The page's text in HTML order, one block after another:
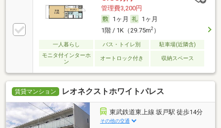
管理費3,200円
1ヶ月
1ヶ月
1階 / 1K（29.75m2）
一人暮らし バス・トイレ別
駐車場(近隣含)
モニタ付インターホ
ン
オートロック付き 収納スペース
賃貸マンション レオネクストホワイトパレス
東武鉄道東上線 坂戸駅 徒歩14分
その他の交通